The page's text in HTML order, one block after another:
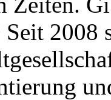
2008